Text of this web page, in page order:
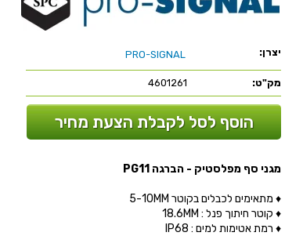
יצרן: PRO-SIGNAL
מק"ט: 4601261
הוסף לסל לקבלת הצעת מחיר
מגני סף מפלסטיק - הברגה PG11
♦ מתאימים לכבלים בקוטר 5-10MM
♦ קוטר חיתוך פנל : 18.6MM
♦ רמת אטימות למים : IP68